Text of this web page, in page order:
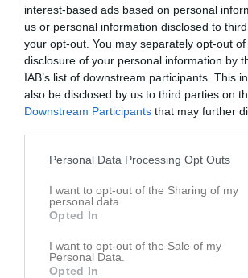
interest-based ads based on personal
us or personal information disclosed to
your opt-out. You may separately opt-out
disclosure of your personal information by
IAB’s list of downstream participants. This
also be disclosed by us to third parties on
Downstream Participants that may further
Personal Data Processing Opt Outs
I want to opt-out of the Sharing of my
personal data.
Opted In
I want to opt-out of the Sale of my
Personal Data.
Opted In
Senast uppdaterade album
Sommar avslutning